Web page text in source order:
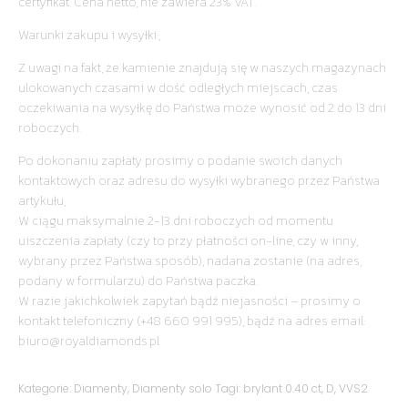
Warunki zakupu i wysyłki:,
Z uwagi na fakt, że kamienie znajdują się w naszych magazynach
ulokowanych czasami w dość odległych miejscach, czas
oczekiwania na wysyłkę do Państwa może wynosić od 2 do 13 dni
roboczych.
Po dokonaniu zapłaty prosimy o podanie swoich danych
kontaktowych oraz adresu do wysyłki wybranego przez Państwa
artykułu,
W ciągu maksymalnie 2-13 dni roboczych od momentu
uiszczenia zapłaty (czy to przy płatności on-line, czy w inny,
wybrany przez Państwa sposób), nadana zostanie (na adres,
podany w formularzu) do Państwa paczka.
W razie jakichkolwiek zapytań bądź niejasności – prosimy o
kontakt telefoniczny (+48 660 991 995), bądź na adres email:
biuro@royaldiamonds.pl
Kategorie: Diamenty, Diamenty solo Tagi: brylant 0.40 ct, D,VVS2